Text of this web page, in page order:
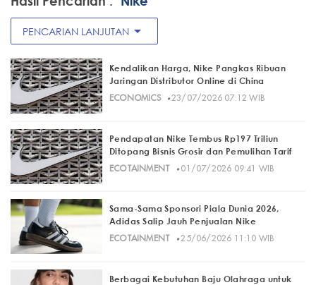
PENCARIAN LANJUTAN arrow_drop_down
Kendalikan Harga, Nike Pangkas Ribuan
Jaringan Distributor Online di China
ECONOMICS· 23/07/2026 07:12 WIB
Pendapatan Nike Tembus Rp197 Triliun
Ditopang Bisnis Grosir dan Pemulihan Tarif
ECOTAINMENT
· 01/07/2026 09:41 WIB
Sama-Sama Sponsori Piala Dunia 2026,
Adidas Salip Jauh Penjualan Nike
ECOTAINMENT
· 25/06/2026 11:10 WIB
Berbagai Kebutuhan Baju Olahraga untuk